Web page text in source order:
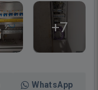
+7
WhatsApp